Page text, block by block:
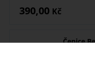
390,00 Kč
Čepice